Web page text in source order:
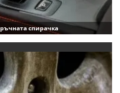
спирачка